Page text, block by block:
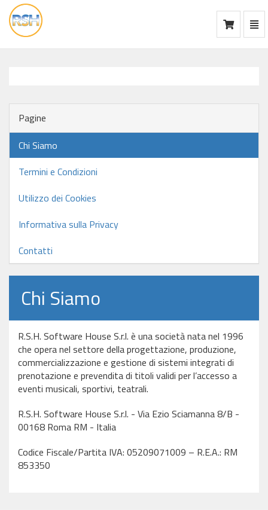
vai
alla
Pagine
Chi Siamo
Termini e Condizioni
Utilizzo dei Cookies
Informativa sulla Privacy
Contatti
Chi Siamo
R.S.H. Software House S.r.l. è una società nata nel 1996
che opera nel settore della progettazione, produzione,
commercializzazione e gestione di sistemi integrati di
prenotazione e prevendita di titoli validi per l’accesso a
eventi musicali, sportivi, teatrali.
R.S.H. Software House S.r.l. - Via Ezio Sciamanna 8/B -
00168 Roma RM - Italia
Codice Fiscale/Partita IVA: 05209071009 – R.E.A.: RM
853350